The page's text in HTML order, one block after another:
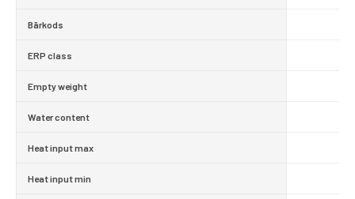
Bārkods
ERP class
Empty weight
Water content
Heat input max
Heat input min